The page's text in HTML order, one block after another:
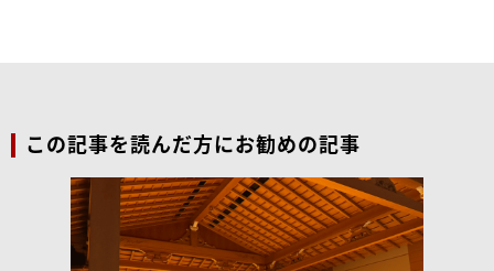
この記事を読んだ方にお勧めの記事